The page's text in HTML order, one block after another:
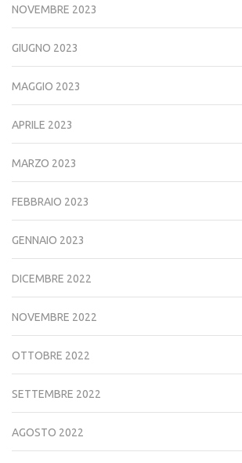
NOVEMBRE 2023
GIUGNO 2023
MAGGIO 2023
APRILE 2023
MARZO 2023
FEBBRAIO 2023
GENNAIO 2023
DICEMBRE 2022
NOVEMBRE 2022
OTTOBRE 2022
SETTEMBRE 2022
AGOSTO 2022